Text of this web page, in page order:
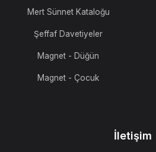
Mert Sünnet Kataloğu
Şeffaf Davetiyeler
Magnet - Düğün
Magnet - Çocuk
İletişim